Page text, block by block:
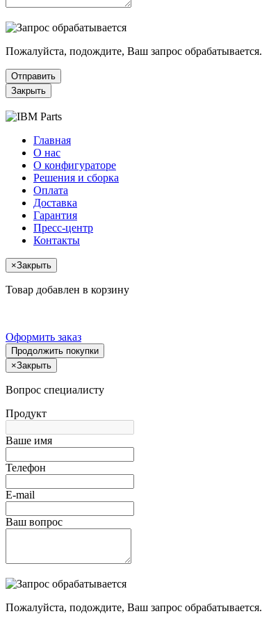
Пожалуйста, подождите, Ваш запрос обрабатывается.
Отправить
Закрыть
Главная
О нас
О конфигураторе
Решения и сборка
Оплата
Доставка
Гарантия
Пресс-центр
Контакты
×Закрыть
Товар добавлен в корзину
Оформить заказ
Продолжить покупки
×Закрыть
Вопрос специалисту
Продукт
Ваше имя
Телефон
E-mail
Ваш вопрос
Пожалуйста, подождите, Ваш запрос обрабатывается.